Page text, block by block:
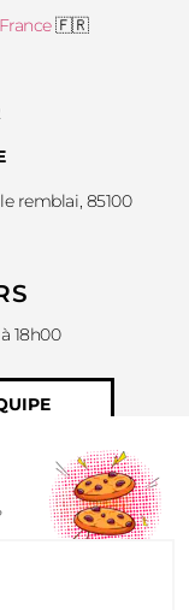
France🇫🇷
remblai, 85100
18h00